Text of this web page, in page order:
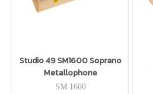
Studio 49 SM1600 Soprano
Metallophone
SM 1600